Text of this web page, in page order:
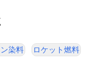
染料 ロケット燃料